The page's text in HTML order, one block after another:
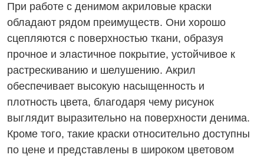
При работе с денимом акриловые краски
обладают рядом преимуществ. Они хорошо
сцепляются с поверхностью ткани, образуя
прочное и эластичное покрытие, устойчивое к
растрескиванию и шелушению. Акрил
обеспечивает высокую насыщенность и
плотность цвета, благодаря чему рисунок
выглядит выразительно на поверхности денима.
Кроме того, такие краски относительно доступны
по цене и представлены в широком цветовом